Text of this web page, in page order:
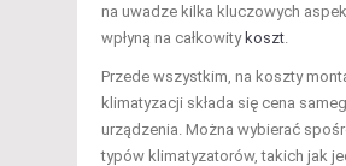
na uwadze kilka kluczowych
wpłyną na całkowitykoszt
Przede wszystkim, na koszty
klimatyzacji składa się cena
urządzenia. Można wybierać
typów klimatyzatorów, takich jak